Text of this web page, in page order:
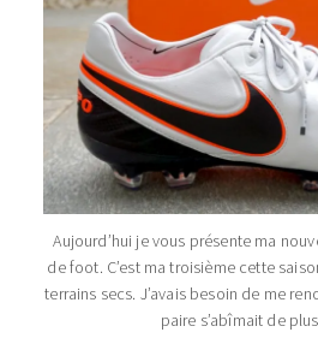
Aujourd’hui je vous présente ma
de foot. C’est ma troisième cette
terrains secs. J’avais besoin de me
paire s’abîmait de